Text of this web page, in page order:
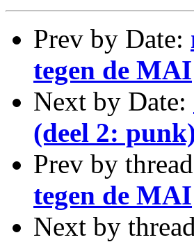
Prev by Date:
tegen de MAI
Next by Date:
(deel 2:
Prev by
tegen de MAI
Next by